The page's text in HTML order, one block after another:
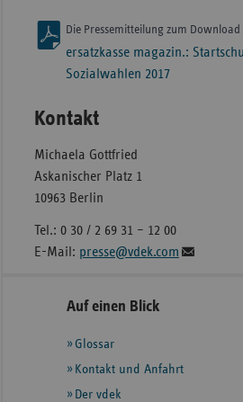
Die Pressemitteilung zum Download
ersatzkasse magazin.:
Sozialwahlen 2017
Kontakt
Michaela Gottfried
Askanischer Platz 1
10963 Berlin
Tel.: 0 30 / 2 69 31 – 12 00
E-Mail: presse@vdek.com
Seitennavigation
Seitenleiste
weiteren
Informationen
Auf einen Blick
Glossar
Kontakt und Anfahrt
Der vdek